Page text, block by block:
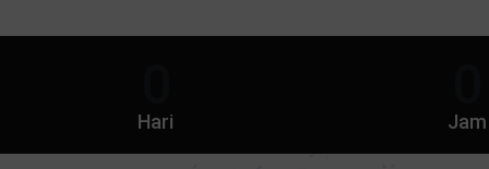
Hari Jam